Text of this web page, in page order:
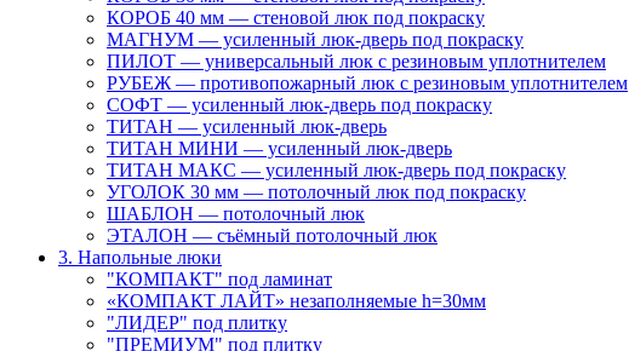
КОРОБ 40 мм — стеновой люк под покраску
МАГНУМ — усиленный люк-дверь под покраску
ПИЛОТ — универсальный люк с резиновым уплотнителем
РУБЕЖ — противопожарный люк с резиновым уплотнителем
СОФТ — усиленный люк-дверь под покраску
ТИТАН — усиленный люк-дверь
ТИТАН МИНИ — усиленный люк-дверь
ТИТАН МАКС — усиленный люк-дверь под покраску
УГОЛОК 30 мм — потолочный люк под покраску
ШАБЛОН — потолочный люк
ЭТАЛОН — съёмный потолочный люк
3. Напольные люки
"КОМПАКТ" под ламинат
«КОМПАКТ ЛАЙТ» незаполняемые h=30мм
"ЛИДЕР" под плитку
"ПРЕМИУМ" под плитку